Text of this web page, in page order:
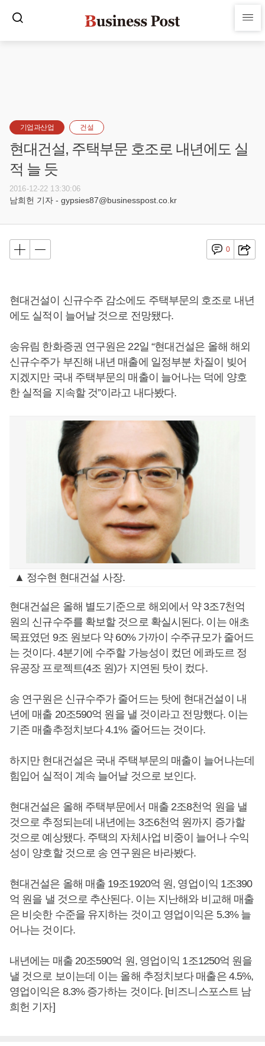
기업과산업 건설
현대건설, 주택부문 호조로 내년에도 실
적 늘 듯
2016-12-22 13:30:06
남희헌 기자 - gypsies87@businesspost.co.kr
0
현대건설이 신규수주 감소에도 주택부문의 호조로 내년
에도 실적이 늘어날 것으로 전망됐다.
송유림 한화증권 연구원은 22일 “현대건설은 올해 해외
신규수주가 부진해 내년 매출에 일정부분 차질이 빚어
지겠지만 국내 주택부문의 매출이 늘어나는 덕에 양호
한 실적을 지속할 것”이라고 내다봤다.
▲ 정수현 현대건설 사장.
현대건설은 올해 별도기준으로 해외에서 약 3조7천억
원의 신규수주를 확보할 것으로 확실시된다. 이는 애초
목표였던 9조 원보다 약 60% 가까이 수주규모가 줄어드
는 것이다. 4분기에 수주할 가능성이 컸던 에콰도르 정
유공장 프로젝트(4조 원)가 지연된 탓이 컸다.
송 연구원은 신규수주가 줄어드는 탓에 현대건설이 내
년에 매출 20조590억 원을 낼 것이라고 전망했다. 이는
기존 매출추정치보다 4.1% 줄어드는 것이다.
하지만 현대건설은 국내 주택부문의 매출이 늘어나는데
힘입어 실적이 계속 늘어날 것으로 보인다.
현대건설은 올해 주택부문에서 매출 2조8천억 원을 낼
것으로 추정되는데 내년에는 3조6천억 원까지 증가할
것으로 예상됐다. 주택의 자체사업 비중이 늘어나 수익
성이 양호할 것으로 송 연구원은 바라봤다.
현대건설은 올해 매출 19조1920억 원, 영업이익 1조390
억 원을 낼 것으로 추산된다. 이는 지난해와 비교해 매출
은 비슷한 수준을 유지하는 것이고 영업이익은 5.3% 늘
어나는 것이다.
내년에는 매출 20조590억 원, 영업이익 1조1250억 원을
낼 것으로 보이는데 이는 올해 추정치보다 매출은 4.5%,
영업이익은 8.3% 증가하는 것이다. [비즈니스포스트 남
희헌 기자]